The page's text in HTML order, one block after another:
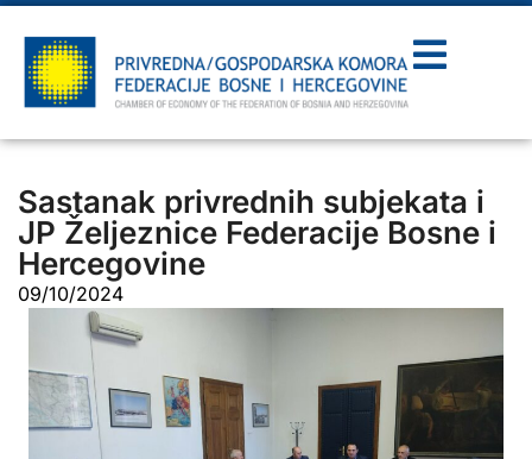
Sastanak privrednih subjekata i
JP Željeznice Federacije Bosne i
Hercegovine
09/10/2024